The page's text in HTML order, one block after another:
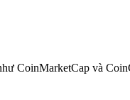
CoinMarketCap và